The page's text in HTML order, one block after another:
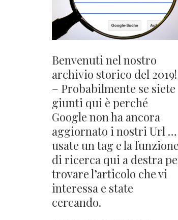
Benvenuti nel nostro
archivio storico del 2019!
– Probabilmente se siete
giunti qui è perché
Google non ha ancora
aggiornato i nostri Url …
usate un tag e la funzione
di ricerca qui a destra
trovare l’articolo che vi
interessa e state
cercando.